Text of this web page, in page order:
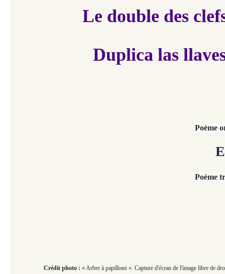
Le double des
Duplica las
Poème
Poème
Crédit photo : « Arbre à papillons ». Capture d'écran de l'image libre de